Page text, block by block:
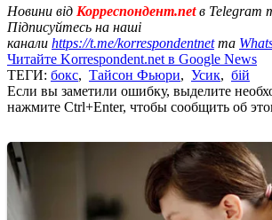
Новини від Корреспондент.netв Telegram
Підписуйтесь на наші
канали https://t.me/korrespondentnetта
Читайте Korrespondent.net в Google News
ТЕГИ: бокс, Тайсон Фьюри, Усик, бій
Если вы заметили ошибку, выделите
нажмите Ctrl+Enter, чтобы сообщить об